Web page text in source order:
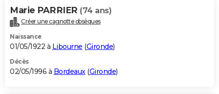
Marie PARRIER (74 ans)
Créer une cagnotte obsèques
Naissance
01/05/1922 à Libourne (Gironde)
Décès
02/05/1996 à Bordeaux(Gironde)